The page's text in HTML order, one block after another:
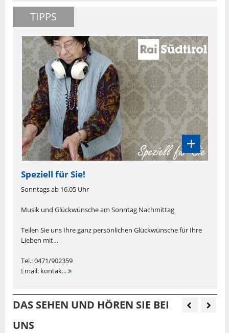
TIPPS
Speziell für Sie!
Sonntags ab 16.05 Uhr
Musik und Glückwünsche am Sonntag Nachmittag
Teilen Sie uns Ihre ganz persönlichen Glückwünsche für Ihre
Lieben mit…
Tel.: 0471/902359
Email: kontak...
DAS SEHEN UND HÖREN SIE BEI
UNS